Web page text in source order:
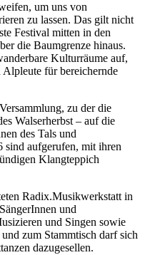
um uns von
zu lassen. Das gilt nicht
Festival mitten in den
die Baumgrenze hinaus.
Kulturräume auf,
für bereichernde
zu der die
Walserherbst – auf die
des Tals und
sind aufgerufen, mit ihren
Klangteppich
Radix.Musikwerkstatt in
und
und Singen sowie
zum Stammtisch darf sich
dazugesellen.